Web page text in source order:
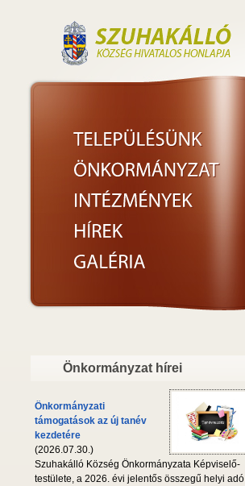
Önkormányzat hírei
Önkormányzati
támogatások az új tanév
kezdetére
(2026.07.30.)
Szuhakálló Község Önkormányzata Képviselő-
testülete, a 2026. évi jelentős összegű helyi adó